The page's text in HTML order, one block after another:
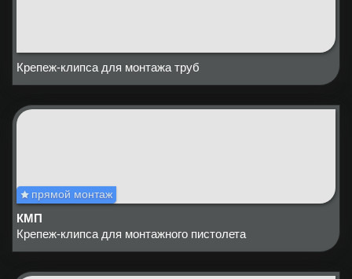
Крепеж-клипса для монтажа труб
прямой монтаж
КМП
Крепеж-клипса для монтажного пистолета